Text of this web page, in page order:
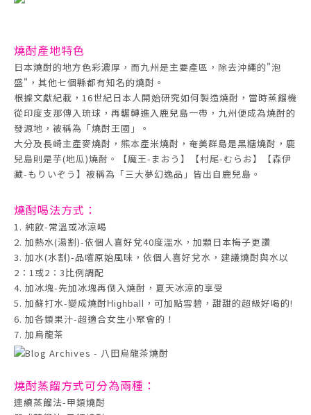
燒酎產地特色
日本燒酎的地方色彩濃厚，而九州是主要產區，除去沖繩的"泡
盛"，其他七個縣都有知名的燒酎。
根據文獻紀載，16世紀日本人開始研究如何製造燒酎，當時蒸餾機
從印度支那傳入琉球，再輾轉進入鹿兒島一帶，九州便成為燒酎的
發源地，被稱為「燒酎王國」。
大分及長崎主產麥燒酎，熊本產米燒酎，奄美群島是黑糖燒酎，鹿
兒島則是芋(地瓜)燒酎。【魔王-まおう】【村尾-むらお】【森伊
藏-もりいぞう】被稱為「三大夢幻逸品」皆出自鹿兒島。
燒酎喝法方式：
1. 純飲-常溫或冰涼喝
2. 加熱水(湯割)-依個人喜好兌40度溫水，加顆日本梅子更讚
3. 加水(水割)-品嚐原始風味，依個人喜好兌水，建議燒酎與水以
2：1或2：3比例調配
4. 加冰塊-先加冰塊再倒入燒酎，夏天冰涼的享受
5. 加蘇打水-變成燒酎Highball ，可加點雪碧，甜甜的超級好喝的!
6. 加各類果汁-超適合女生小聚會的！
7. 加烏龍茶
燒酎蒸餾方式可分為兩種：
連續蒸餾法-甲類燒酎